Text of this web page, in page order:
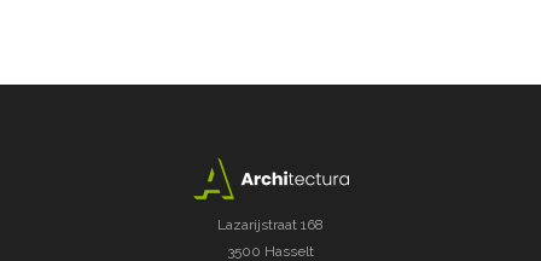
Lazarijstraat 168
3500 Hasselt